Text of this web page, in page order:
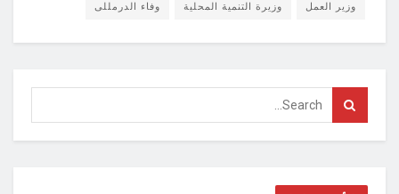
وزير العمل وزيرة التنمية المحلية وفاء الدرمللى